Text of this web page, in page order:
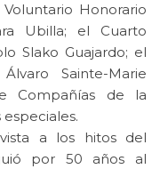
Honorario
Ubilla; el Cuarto
Slako Guajardo; el
Sainte-Marie
Compañías de la
a los hitos del
por 50 años al